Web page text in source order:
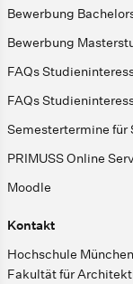
Bewerbung
Bewerbung
FAQs
FAQs
Semestertermine für
PRIMUSS Online
Moodle
Kontakt
Hochschule München
Fakultät für